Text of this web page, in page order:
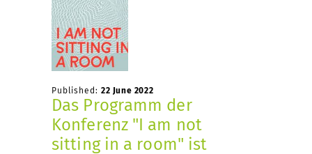
Published: 22 June 2022
Das Programm der
Konferenz "I am not
sitting in a room" ist